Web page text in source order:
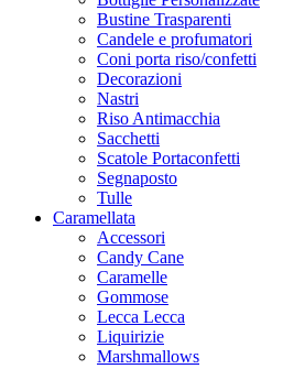
Bustine Trasparenti
Candele e profumatori
Coni porta riso/confetti
Decorazioni
Nastri
Riso Antimacchia
Sacchetti
Scatole Portaconfetti
Segnaposto
Tulle
Caramellata
Accessori
Candy Cane
Caramelle
Gommose
Lecca Lecca
Liquirizie
Marshmallows